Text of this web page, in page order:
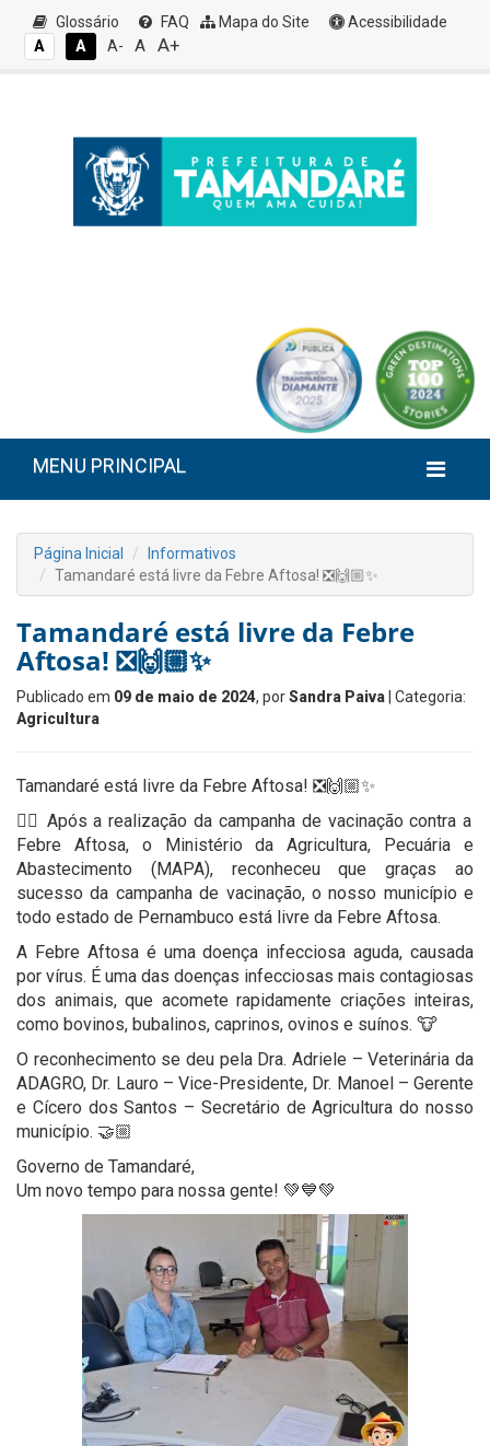
Glossário FAQ Mapa do Site
Acessibilidade
A
A A- A A+
MENU PRINCIPAL
Página Inicial
Informativos
Tamandaré está livre da Febre Aftosa! ❎🙌🏼✨
Tamandaré está livre da Febre
Aftosa! ❎🙌🏼✨
Publicado em 09 de maio de 2024, porSandra Paiva | Categoria:
Agricultura
Tamandaré está livre da Febre Aftosa! ❎🙌🏼✨
👉🏻 Após a realização da campanha de vacinação contra a
Febre Aftosa, o Ministério da Agricultura, Pecuária e
Abastecimento (MAPA), reconheceu que graças ao
sucesso da campanha de vacinação, o nosso município e
todo estado de Pernambuco está livre da Febre Aftosa.
A Febre Aftosa é uma doença infecciosa aguda, causada
por vírus. É uma das doenças infecciosas mais contagiosas
dos animais, que acomete rapidamente criações inteiras,
como bovinos, bubalinos, caprinos, ovinos e suínos. 🐮
O reconhecimento se deu pela Dra. Adriele – Veterinária da
ADAGRO, Dr. Lauro – Vice-Presidente, Dr. Manoel – Gerente
e Cícero dos Santos – Secretário de Agricultura do nosso
município. 🤝🏼
Governo de Tamandaré,
Um novo tempo para nossa gente! 💚💙💚